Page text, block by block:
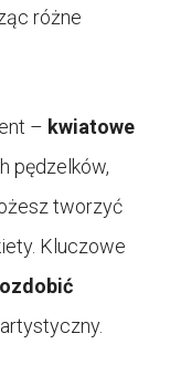
różne
– kwiatowe
pędzelków,
tworzyć
Kluczowe
ozdobić